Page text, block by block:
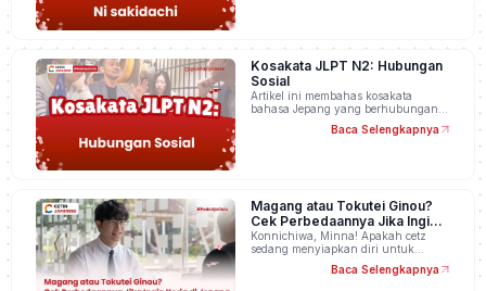
Kosakata JLPT N2: Hubungan
Sosial
Artikel ini membahas kosakata
bahasa Jepang yang berhubungan…
Baca Selengkapnya
Magang atau Tokutei Ginou?
Cek Perbedaannya Jika Ingin
Kerja di Jepang
Konnichiwa, Minna! Apakah cetz
sedang menyiapkan diri untuk…
Baca Selengkapnya